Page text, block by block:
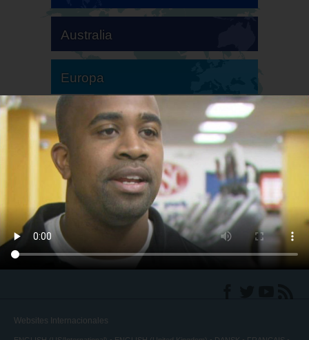
Australia
Europa
Sudamérica
Norteamérica
Websites Internacionales